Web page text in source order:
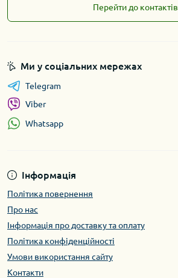
Перейти до контактів
Інформація
Політика повернення
Про нас
Інформація про доставку та оплату
Політика конфіденційності
Умови використання сайту
Контакти
Ми у соціальних мережах
Telegram
Viber
Whatsapp